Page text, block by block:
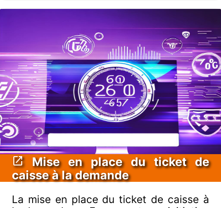
Mise en place du ticket de
caisse à la demande
La mise en place du ticket de caisse à